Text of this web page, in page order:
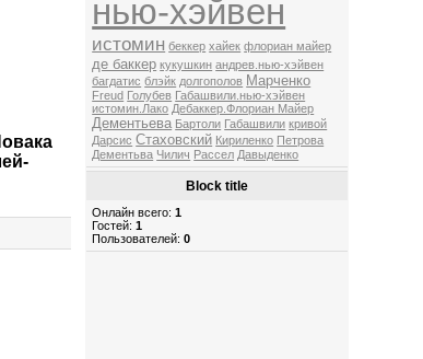
нью-хэйвен
истомин беккер хайек флориан майер
де баккер кукушкин андрев.нью-хэйвен
багдатис блэйк долгополов Марченко
Freud Голубев Габашвили.нью-хэйвен
истомин.Лако Дебаккер.Флориан Майер
Дементьева Бартоли Габашвили кривой
Дарсис Стаховский Кириленко Петрова
Дементьва Чилич Рассел Давыденко
Block title
Онлайн всего:1
Гостей:1
Пользователей:0